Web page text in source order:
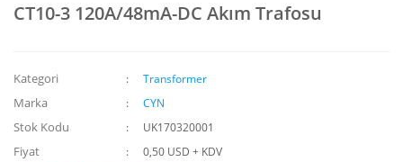
CT10-3 120A/48mA-DC Akım Trafosu
Kategori Transformer
Marka CYN
Stok Kodu UK170320001
Fiyat
0,50 USD + KDV